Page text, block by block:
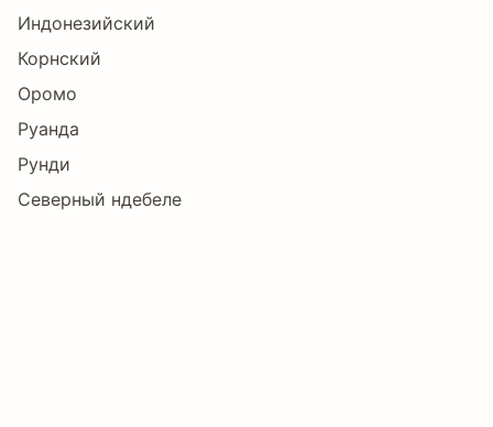
Индонезийский
Корнский
Оромо
Руанда
Рунди
Северный ндебеле